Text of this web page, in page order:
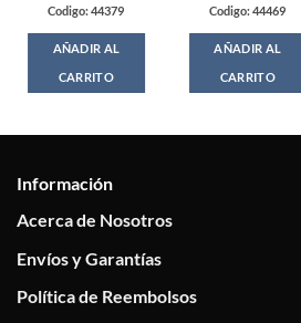
Codigo: 44379
AÑADIR AL
CARRITO
Codigo: 44469
AÑADIR AL
CARRITO
Información
Acerca de Nosotros
Envíos y Garantías
Política de Reembolsos